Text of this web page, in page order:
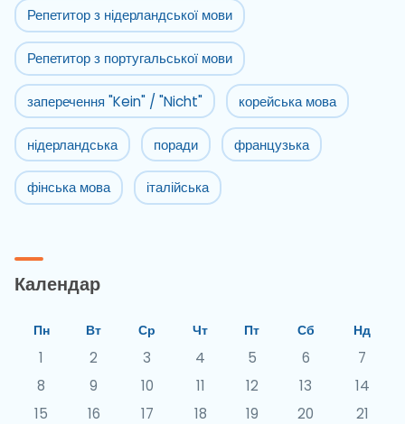
Репетитор з нідерландської мови
Репетитор з португальської мови
заперечення "Kein" / "Nicht" корейська мова
нідерландська поради французька
фінська мова італійська
Календар
Пн Вт Ср Чт Пт Сб Нд
1 2 3 4 5 6
7
8
9 10 11 12 13
14
15
16 17 18 19 20
21